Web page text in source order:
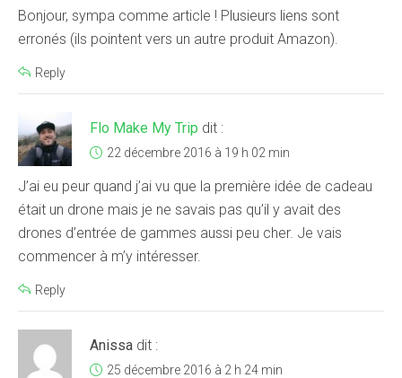
Bonjour, sympa comme article ! Plusieurs liens sont
erronés (ils pointent vers un autre produit Amazon).
Reply
Flo Make My Trip dit :
22 décembre 2016 à 19 h 02 min
J’ai eu peur quand j’ai vu que la première idée de cadeau
était un drone mais je ne savais pas qu’il y avait des
drones d’entrée de gammes aussi peu cher. Je vais
commencer à m’y intéresser.
Reply
Anissa dit :
25 décembre 2016 à 2 h 24 min